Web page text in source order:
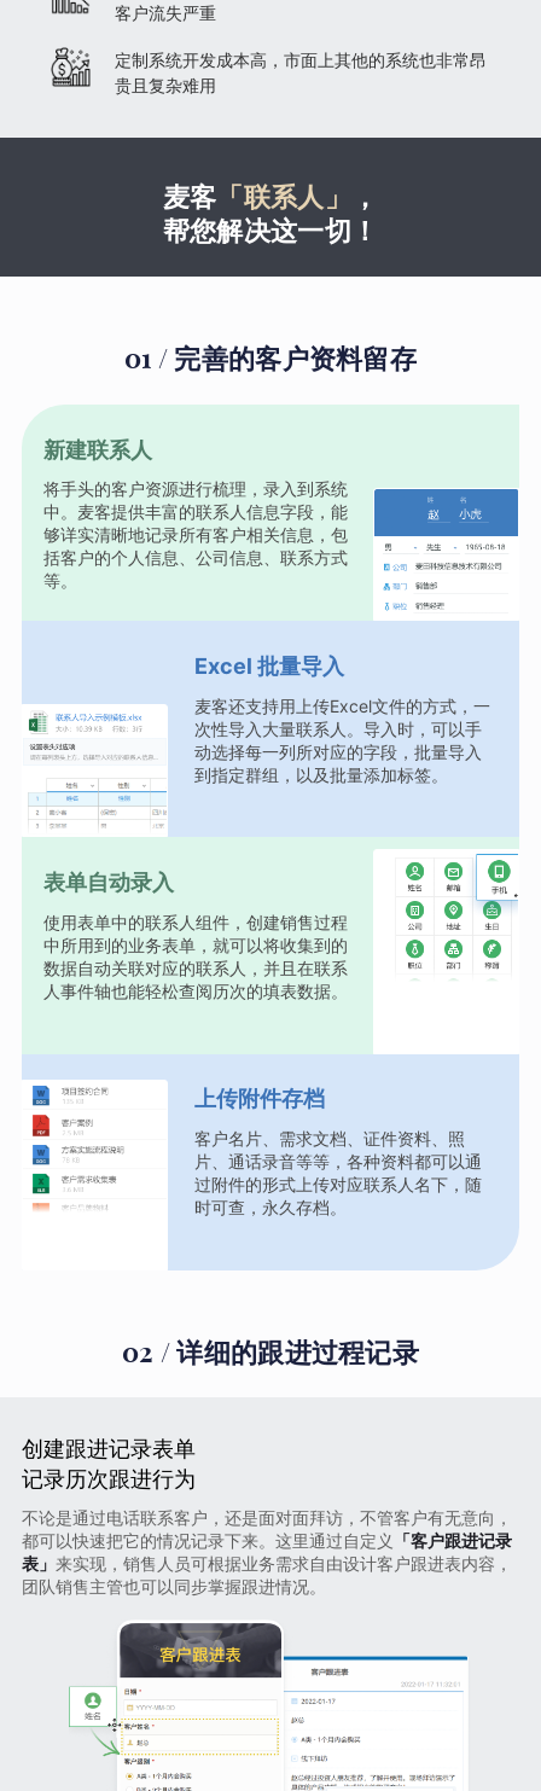
客户流失严重
定制系统开发成本高，市面上其他的系统也非常昂
贵且复杂难用
麦客 「联系人」
，
帮您解决这一切！
01 / 完善的客户资料留存
新建联系人
将手头的客户资源进行梳理，录入到系统
中。麦客提供丰富的联系人信息字段，能
够详实清晰地记录所有客户相关信息，包
括客户的个人信息、公司信息、联系方式
等。
Excel 批量导入
麦客还支持用上传Excel文件的方式，一
次性导入大量联系人。导入时，可以手
动选择每一列所对应的字段，批量导入
到指定群组，以及批量添加标签。
表单自动录入
使用表单中的联系人组件，创建销售过程
中所用到的业务表单，就可以将收集到的
数据自动关联对应的联系人，并且在联系
人事件轴也能轻松查阅历次的填表数据。
上传附件存档
客户名片、需求文档、证件资料、照
片、通话录音等等，各种资料都可以通
过附件的形式上传对应联系人名下，随
时可查，永久存档。
02 / 详细的跟进过程记录
创建跟进记录表单
记录历次跟进行为
不论是通过电话联系客户，还是面对面拜访，不管客户有无意向，
都可以快速把它的情况记录下来。这里通过自定义 「客户跟进记录
表」 来实现，销售人员可根据业务需求自由设计客户跟进表内容，
团队销售主管也可以同步掌握跟进情况。